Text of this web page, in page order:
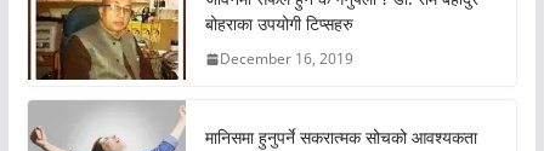
बोहराका उपयोगी टिप्सहरु
December 16, 2019
मानिसमा हुनुपर्ने सकरात्मक सोचको आवश्यकता